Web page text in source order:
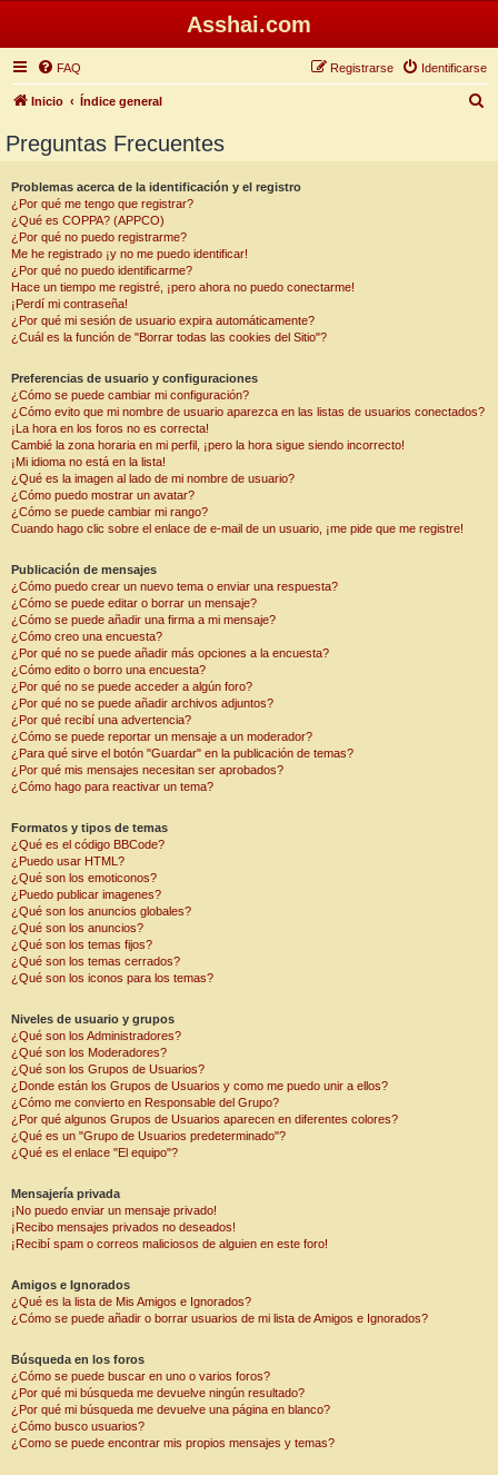
Asshai.com
FAQ Identificarse
Registrarse
Inicio Índice general
Preguntas Frecuentes
Problemas acerca de la identificación y el registro
¿Por qué me tengo que registrar?
¿Qué es COPPA? (APPCO)
¿Por qué no puedo registrarme?
Me he registrado ¡y no me puedo identificar!
¿Por qué no puedo identificarme?
Hace un tiempo me registré, ¡pero ahora no puedo conectarme!
¡Perdí mi contraseña!
¿Por qué mi sesión de usuario expira automáticamente?
¿Cuál es la función de "Borrar todas las cookies del Sitio"?
Preferencias de usuario y configuraciones
¿Cómo se puede cambiar mi configuración?
¿Cómo evito que mi nombre de usuario aparezca en las listas de usuarios conectados?
¡La hora en los foros no es correcta!
Cambié la zona horaria en mi perfil, ¡pero la hora sigue siendo incorrecto!
¡Mi idioma no está en la lista!
¿Qué es la imagen al lado de mi nombre de usuario?
¿Cómo puedo mostrar un avatar?
¿Cómo se puede cambiar mi rango?
Cuando hago clic sobre el enlace de e-mail de un usuario, ¡me pide que me registre!
Publicación de mensajes
¿Cómo puedo crear un nuevo tema o enviar una respuesta?
¿Cómo se puede editar o borrar un mensaje?
¿Cómo se puede añadir una firma a mi mensaje?
¿Cómo creo una encuesta?
¿Por qué no se puede añadir más opciones a la encuesta?
¿Cómo edito o borro una encuesta?
¿Por qué no se puede acceder a algún foro?
¿Por qué no se puede añadir archivos adjuntos?
¿Por qué recibí una advertencia?
¿Cómo se puede reportar un mensaje a un moderador?
¿Para qué sirve el botón "Guardar" en la publicación de temas?
¿Por qué mis mensajes necesitan ser aprobados?
¿Cómo hago para reactivar un tema?
Formatos y tipos de temas
¿Qué es el código BBCode?
¿Puedo usar HTML?
¿Qué son los emoticonos?
¿Puedo publicar imagenes?
¿Qué son los anuncios globales?
¿Qué son los anuncios?
¿Qué son los temas fijos?
¿Qué son los temas cerrados?
¿Qué son los iconos para los temas?
Niveles de usuario y grupos
¿Qué son los Administradores?
¿Qué son los Moderadores?
¿Qué son los Grupos de Usuarios?
¿Donde están los Grupos de Usuarios y como me puedo unir a ellos?
¿Cómo me convierto en Responsable del Grupo?
¿Por qué algunos Grupos de Usuarios aparecen en diferentes colores?
¿Qué es un "Grupo de Usuarios predeterminado"?
¿Qué es el enlace "El equipo"?
Mensajería privada
¡No puedo enviar un mensaje privado!
¡Recibo mensajes privados no deseados!
¡Recibí spam o correos maliciosos de alguien en este foro!
Amigos e Ignorados
¿Qué es la lista de Mis Amigos e Ignorados?
¿Cómo se puede añadir o borrar usuarios de mi lista de Amigos e Ignorados?
Búsqueda en los foros
¿Cómo se puede buscar en uno o varios foros?
¿Por qué mi búsqueda me devuelve ningún resultado?
¿Por qué mi búsqueda me devuelve una página en blanco?
¿Cómo busco usuarios?
¿Como se puede encontrar mis propios mensajes y temas?